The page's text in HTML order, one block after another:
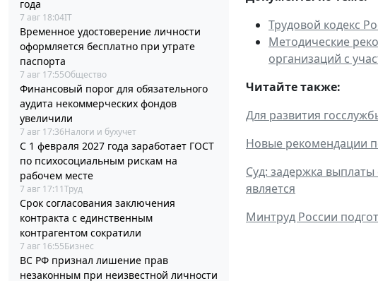
года
7 авг 18:04IT
Временное удостоверение личности
оформляется бесплатно при утрате
паспорта
7 авг 17:55Общество
Финансовый порог для обязательного
аудита некоммерческих фондов
увеличили
7 авг 17:36Налоги и бухучет
С 1 февраля 2027 года заработает ГОСТ
по психосоциальным рискам на
рабочем месте
7 авг 17:11Труд
Срок согласования заключения
контракта с единственным
контрагентом сократили
7 авг 16:55Бизнес
ВС РФ признал лишение прав
незаконным при неизвестной личности
Трудовой кодекс
Методические
организаций с
Читайте также:
Для развития
Новые рекомендации
Суд: задержка
является
Минтруд России